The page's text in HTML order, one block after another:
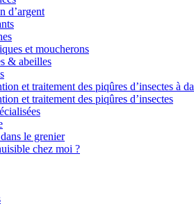
d’argent
et moucherons
& abeilles
et traitement des piqûres d’insectes à
et traitement des piqûres d’insectes
le grenier
chez moi ?